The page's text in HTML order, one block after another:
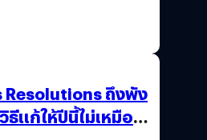
Resolutions ถึงพัง
ธีแก้ให้ปีนี้ไม่เหมือน